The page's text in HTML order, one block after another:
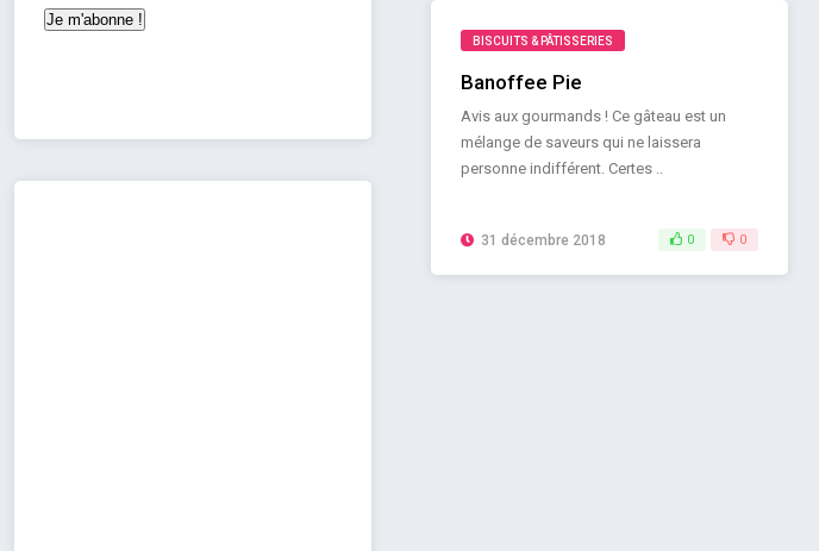
BISCUITS & PÂTISSERIES
Banoffee Pie
Avis aux gourmands ! Ce gâteau est un
mélange de saveurs qui ne laissera
personne indifférent. Certes ..
31 décembre 2018 0 0